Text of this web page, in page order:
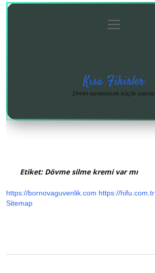
menüyü
aç
Kısa Fikirler
Zihnini tazeleyecek küçük satırlar.
Etiket: Dövme silme kremi var mı
https://bornovaguvenlik.com https://hifu.com.tr
Sitemap